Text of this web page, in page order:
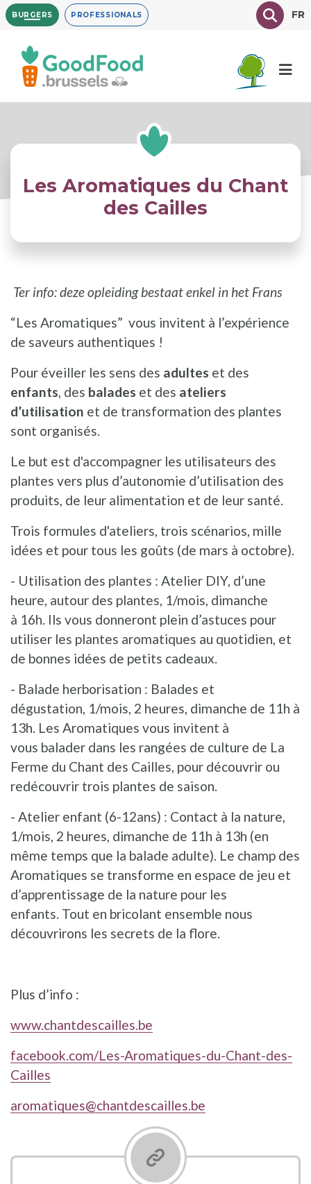
Overslaan
en
inhoud
gaan
BURGERS PROFESSIONALS TexteFR
Les Aromatiques du Chant
des Cailles
Ter info: deze opleiding bestaat enkel in het Frans
“Les Aromatiques” vous invitent à l’expérience
de saveurs authentiques !
Pour éveiller les sens des adultes et des
enfants, des balades et des ateliers
d’utilisation et de transformation des plantes
sont organisés.
Le but est d'accompagner les utilisateurs des
plantes vers plus d’autonomie d’utilisation des
produits, de leur alimentation et de leur santé.
Trois formules d'ateliers, trois scénarios, mille
idées et pour tous les goûts (de mars à octobre).
- Utilisation des plantes : Atelier DIY, d’une
heure, autour des plantes, 1/mois, dimanche
à 16h. Ils vous donneront plein d’astuces pour
utiliser les plantes aromatiques au quotidien, et
de bonnes idées de petits cadeaux.
- Balade herborisation : Balades et
dégustation, 1/mois, 2 heures, dimanche de 11h à
13h. Les Aromatiques vous invitent à
vous balader dans les rangées de culture de La
Ferme du Chant des Cailles, pour découvrir ou
redécouvrir trois plantes de saison.
- Atelier enfant (6-12ans) : Contact à la nature,
1/mois, 2 heures, dimanche de 11h à 13h (en
même temps que la balade adulte). Le champ des
Aromatiques se transforme en espace de jeu et
d’apprentissage de la nature pour les
enfants. Tout en bricolant ensemble nous
découvrirons les secrets de la flore.
Plus d’info :
www.chantdescailles.be
facebook.com/Les-Aromatiques-du-Chant-des-
Cailles
aromatiques@chantdescailles.be